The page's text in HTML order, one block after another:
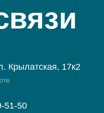
Крылатская, 17к2
51-50